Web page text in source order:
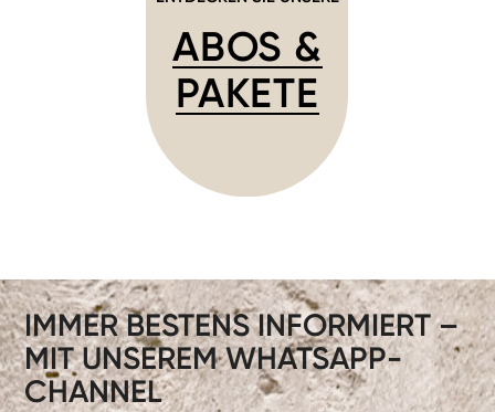
ABOS &
PAKETE
IMMER BESTENS INFORMIERT –
MIT UNSEREM WHATSAPP-
CHANNEL